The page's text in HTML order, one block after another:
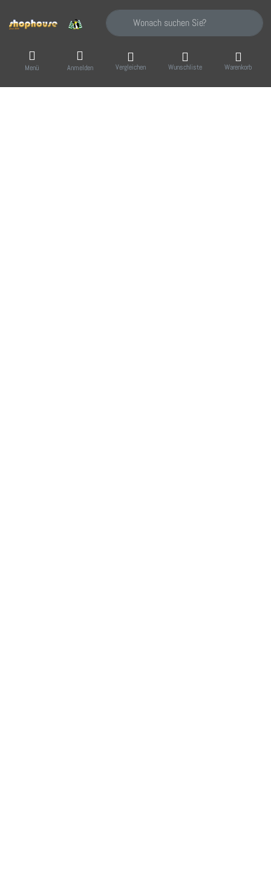
Geben Sie einen Suchbegriff ein. Während
Menü Anmelden Vergleichen Wunschliste Warenkorb